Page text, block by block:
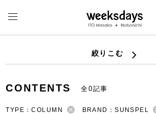
絞りこむ
CONTENTS 全0記事
TYPE：COLUMN BRAND：SUNSPEL